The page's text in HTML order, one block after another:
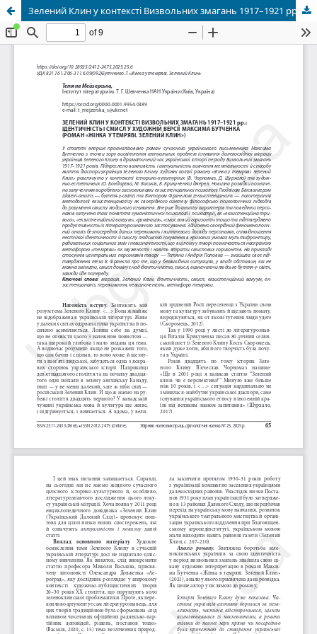
Зелений Клин у контексті Визвольних змагань 1917–1921 рр.: ідентичність і смисл у художній версії Максима Бутченка (роман «Жінка у темряві. Зелений Клин»)